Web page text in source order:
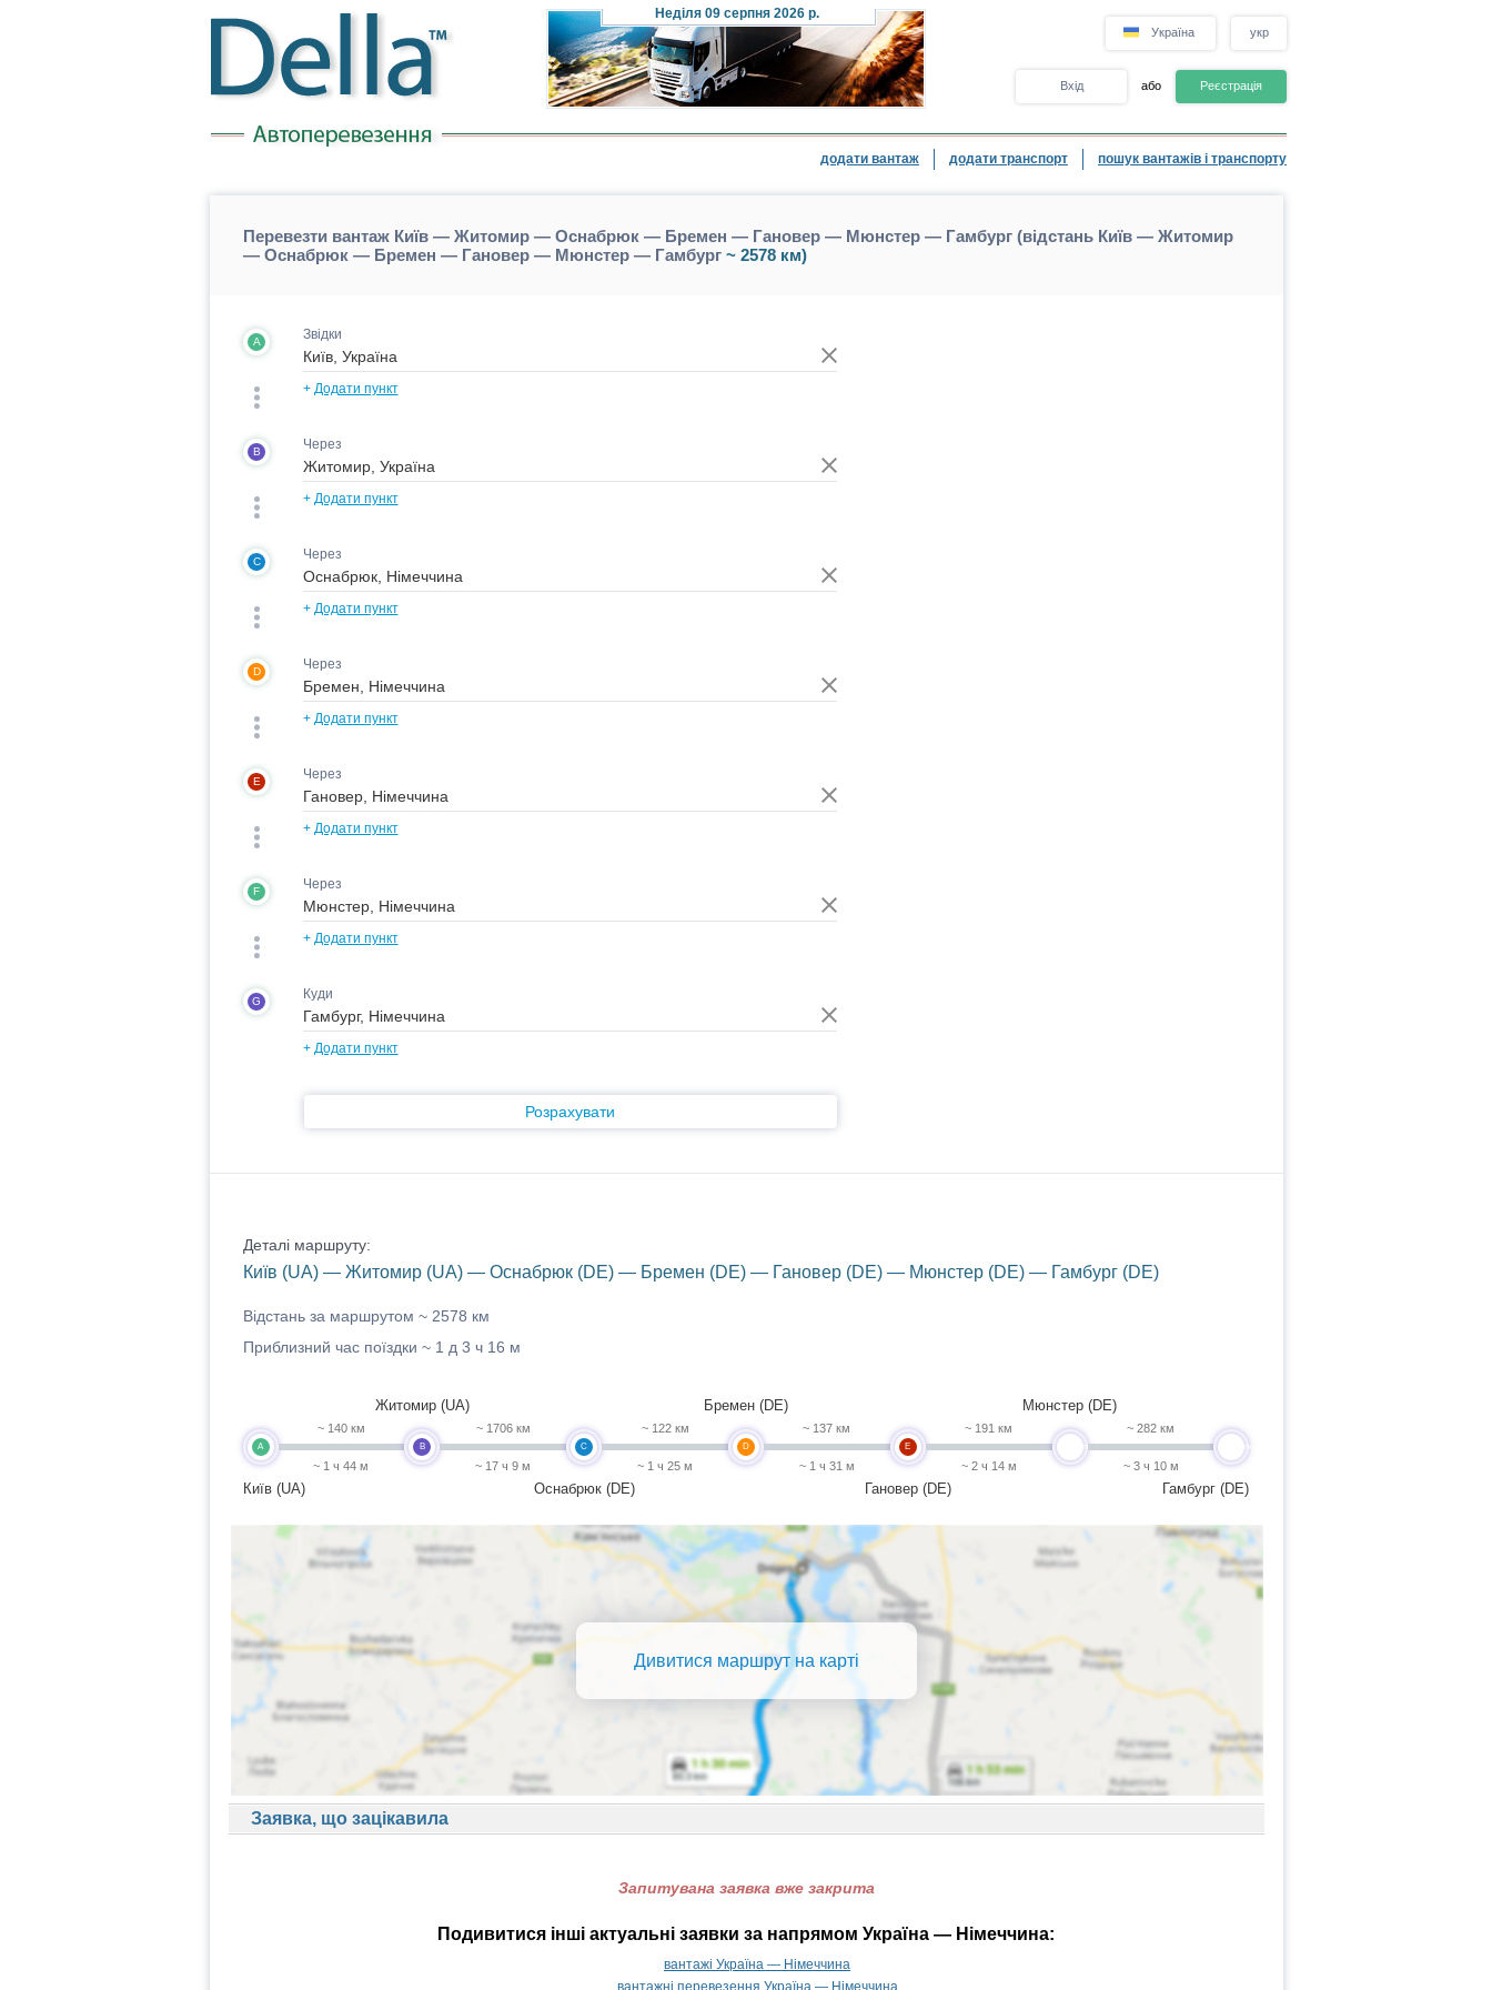
Неділя 09 серпня 2026 р.
Україна укр
Вхід або Реєстрація
додати вантаж додати транспорт пошук вантажів і транспорту
Перевезти вантаж Київ — Житомир — Оснабрюк — Бремен — Гановер — Мюнстер — Гамбург (відстань Київ — Житомир
— Оснабрюк — Бремен — Гановер — Мюнстер — Гамбург~ 2578 км)
A Звідки
+ Додати пункт
B Через
+ Додати пункт
C Через
+ Додати пункт
D Через
+ Додати пункт
E Через
+ Додати пункт
F Через
+ Додати пункт
G Куди
+ Додати пункт
Розрахувати
Деталі маршруту:
Київ (UA) — Житомир (UA) — Оснабрюк (DE) — Бремен (DE) — Гановер (DE) — Мюнстер (DE) — Гамбург (DE)
Відстань за маршрутом ~ 2578 км
Приблизний час поїздки ~ 1 д 3 ч 16 м
A
Київ (UA)
~ 140 км
~ 1 ч 44 м
B
Житомир (UA)
~ 1706 км
~ 17 ч 9 м
C
Оснабрюк (DE)
~ 122 км
~ 1 ч 25 м
D
Бремен (DE)
~ 137 км
~ 1 ч 31 м
E
Гановер (DE)
~ 191 км
~ 2 ч 14 м
undefined
Мюнстер (DE)
~ 282 км
~ 3 ч 10 м
Гамбург (DE)
Дивитися маршрут на карті
Заявка, що зацікавила
Запитувана заявка вже закрита
Подивитися інші актуальні заявки за напрямом Україна — Німеччина:
вантажі Україна — Німеччина
вантажні перевезення Україна — Німеччина